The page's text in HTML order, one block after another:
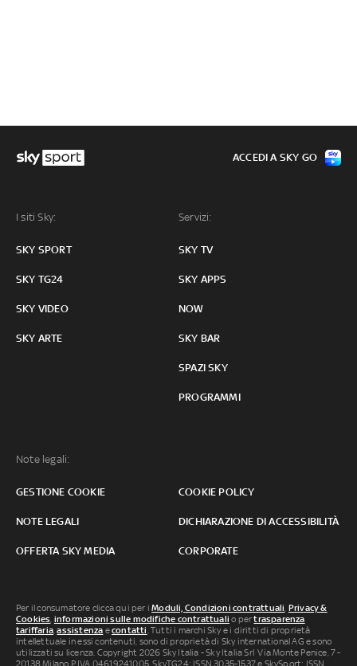
I siti Sky:
SKY SPORT
SKY TG24
SKY VIDEO
SKY ARTE
Servizi:
SKY TV
SKY APPS
NOW
SKY BAR
SPAZI SKY
PROGRAMMI
Note legali:
GESTIONE COOKIE COOKIE POLICY
NOTE LEGALI DICHIARAZIONE DI ACCESSIBILITÀ
OFFERTA SKY MEDIA CORPORATE
ACCEDI A SKY GO
Per il consumatore clicca qui per iModuli, Condizioni contrattuali Privacy &
Cookies informazioni sulle modifiche contrattuali o pertrasparenza
tariffaria ,assistenza econtatti . Tutti i marchi Sky e i diritti di proprietà
intellettuale in essi contenuti, sono di proprietà di Sky international AG e sono
utilizzati su licenza. Copyright 2026 Sky Italia - Sky Italia Srl Via Monte Penice, 7 -
20138 Milano P.IVA 04619241005. SkyTG24: ISSN 3035-1537 e SkySport: ISSN